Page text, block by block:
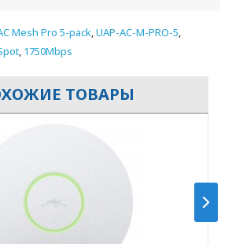
Mesh Pro 5-pack,UAP-AC-M-PRO-5,
, 1750Mbps
ТОВАРЫ